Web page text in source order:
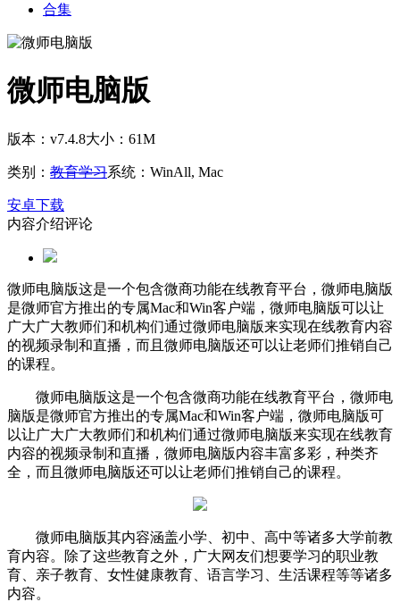
合集
微师电脑版
版本：v7.4.8大小：61M
类别： 教育学习系统：WinAll, Mac
安卓下载
内容介绍评论
微师电脑版这是一个包含微商功能在线教育平台，微师电脑版
是微师官方推出的专属Mac和Win客户端，微师电脑版可以让
广大广大教师们和机构们通过微师电脑版来实现在线教育内容
的视频录制和直播，而且微师电脑版还可以让老师们推销自己
的课程。
微师电脑版这是一个包含微商功能在线教育平台，微师电
脑版是微师官方推出的专属Mac和Win客户端，微师电脑版可
以让广大广大教师们和机构们通过微师电脑版来实现在线教育
内容的视频录制和直播，微师电脑版内容丰富多彩，种类齐
全，而且微师电脑版还可以让老师们推销自己的课程。
微师电脑版其内容涵盖小学、初中、高中等诸多大学前教
育内容。除了这些教育之外，广大网友们想要学习的职业教
育、亲子教育、女性健康教育、语言学习、生活课程等等诸多
内容。